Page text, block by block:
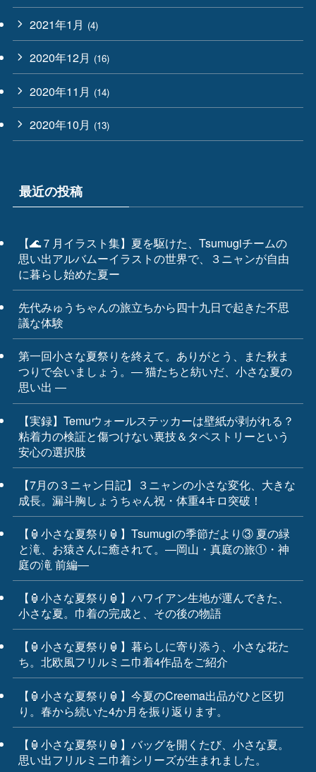
2021年1月 (4)
2020年12月 (16)
2020年11月 (14)
2020年10月 (13)
最近の投稿
【🌊７月イラスト集】夏を駆けた、Tsumugiチームの
思い出アルバムーイラストの世界で、３ニャンが自由
に暮らし始めた夏ー
先代みゅうちゃんの旅立ちから四十九日で起きた不思
議な体験
第一回小さな夏祭りを終えて。ありがとう、また秋ま
つりで会いましょう。― 猫たちと紡いだ、小さな夏の
思い出 ―
【実録】Temuウォールステッカーは壁紙が剥がれる？
粘着力の検証と傷つけない裏技＆タペストリーという
安心の選択肢
【7月の３ニャン日記】３ニャンの小さな変化、大きな
成長。漏斗胸しょうちゃん祝・体重4キロ突破！
【🏮小さな夏祭り🏮】Tsumugiの季節だより③ 夏の緑
と滝、お猿さんに癒されて。―岡山・真庭の旅①・神
庭の滝 前編―
【🏮小さな夏祭り🏮】ハワイアン生地が運んできた、
小さな夏。巾着の完成と、その後の物語
【🏮小さな夏祭り🏮】暮らしに寄り添う、小さな花た
ち。北欧風フリルミニ巾着4作品をご紹介
【🏮小さな夏祭り🏮】今夏のCreema出品がひと区切
り。春から続いた4か月を振り返ります。
【🏮小さな夏祭り🏮】バッグを開くたび、小さな夏。
思い出フリルミニ巾着シリーズが生まれました。